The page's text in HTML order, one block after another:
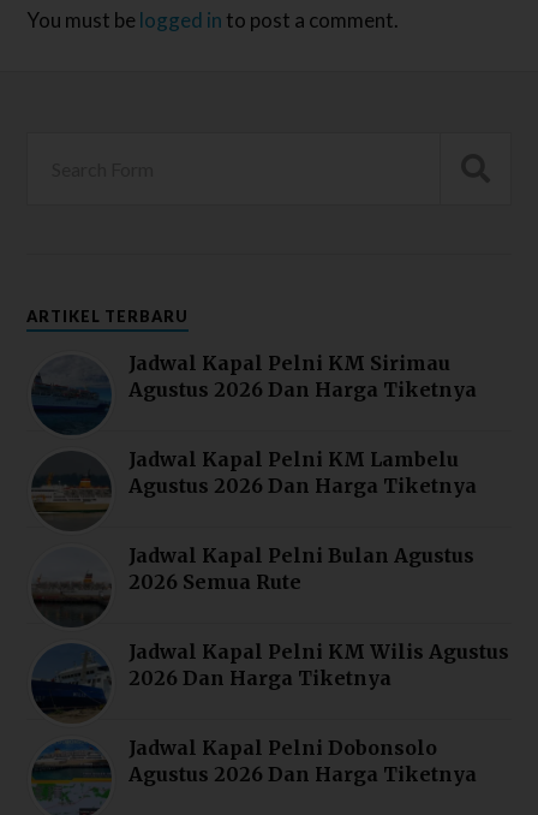
You must be logged in to post a comment.
ARTIKEL TERBARU
Jadwal Kapal Pelni KM Sirimau
Agustus 2026 Dan Harga Tiketnya
Jadwal Kapal Pelni KM Lambelu
Agustus 2026 Dan Harga Tiketnya
Jadwal Kapal Pelni Bulan Agustus
2026 Semua Rute
Jadwal Kapal Pelni KM Wilis Agustus
2026 Dan Harga Tiketnya
Jadwal Kapal Pelni Dobonsolo
Agustus 2026 Dan Harga Tiketnya